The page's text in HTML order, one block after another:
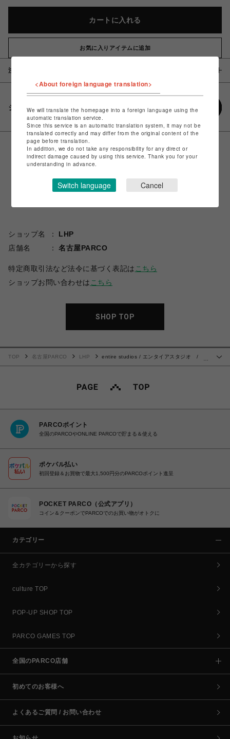
カートに入れる
お気に入りアイテムに追加
注意事項
シェアする
ショップ名
LHP
店舗名
名古屋PARCO
特定商取引法など法令に基づく表記は こちら
ショップお問い合わせは こちら
SHOP TOP
…
TOP 名古屋PARCO LHP
entire studios / エンタイアスタジオ /
PARCOポイント
全国のPARCOやONLINE PARCOで貯まる＆使える
ポケパル払い
初回登録＆お買物で最大1,500円分のPARCOポイント進呈
POCKET PARCO（公式アプリ）
コイン＆クーポンでPARCOでのお買い物がオトクに
カテゴリー
全カテゴリーから探す
culture TOP
POP-UP SHOP TOP
PARCO GAMES TOP
全国のPARCO店舗
初めてのお客様へ
よくあるご質問 / お問い合わせ
<About foreign language translation>
We will translate the homepage into a foreign language using the
automatic translation service.
Since this service is an automatic translation system, it may not be
translated correctly and may differ from the original content of the
page before translation.
In addition, we do not take any responsibility for any direct or
indirect damage caused by using this service. Thank you for your
understanding in advance.
Switch language Cancel